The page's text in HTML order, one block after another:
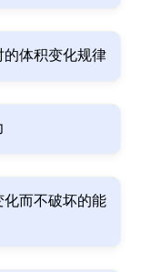
体积变化规律
而不破坏的能